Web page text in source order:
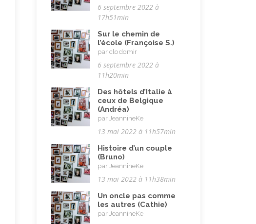
6 septembre 2022 à
17h51min
Sur le chemin de
l’école (Françoise S.)
par clodomir
6 septembre 2022 à
11h20min
Des hôtels d’Italie à
ceux de Belgique
(Andréa)
par JeannineKe
13 mai 2022 à 11h57min
Histoire d’un couple
(Bruno)
par JeannineKe
13 mai 2022 à 11h38min
Un oncle pas comme
les autres (Cathie)
par JeannineKe